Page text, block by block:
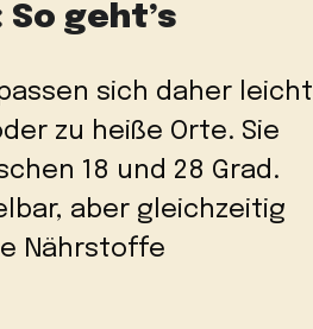
geht’s
sich daher leicht
zu heiße Orte. Sie
18 und 28 Grad.
aber gleichzeitig
Nährstoffe